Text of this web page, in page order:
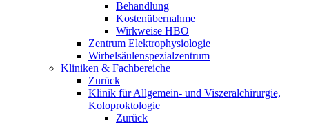
Behandlung
Kostenübernahme
Wirkweise HBO
Zentrum Elektrophysiologie
Wirbelsäulenspezialzentrum
Kliniken & Fachbereiche
Zurück
Klinik für Allgemein- und Viszeralchirurgie,
Koloproktologie
Zurück